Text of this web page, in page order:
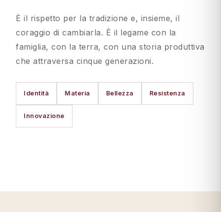
È il rispetto per la tradizione e, insieme, il
coraggio di cambiarla. È il legame con la
famiglia, con la terra, con una storia produttiva
che attraversa cinque generazioni.
Identità Materia Bellezza Resistenza
Innovazione